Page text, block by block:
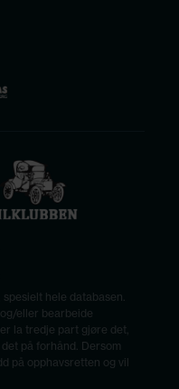
hele databasen.
eller bearbeide
la tredje part gjøre det,
på forhånd. Dersom
på opphavsretten og vil